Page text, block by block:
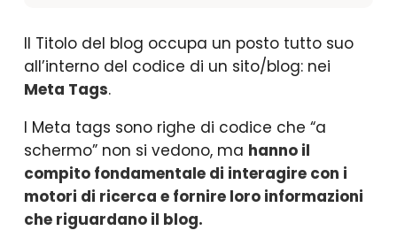
Il Titolo del blog occupa un posto tutto suo
all’interno del codice di un sito/blog: nei
Meta Tags.
I Meta tags sono righe di codice che “a
schermo” non si vedono, ma hanno il
compito fondamentale di interagire con i
motori di ricerca e fornire loro informazioni
che riguardano il blog.